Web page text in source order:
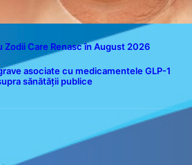
Zodii Care Renasc în August 2026
asociate cu medicamentele GLP-1
sănătății publice